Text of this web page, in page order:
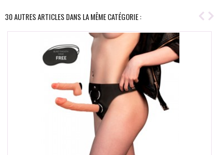
30 AUTRES ARTICLES DANS LA MÊME CATÉGORIE :